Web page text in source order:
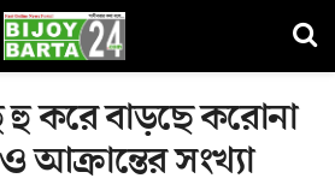
হু করে বাড়ছে করোনা
আক্রান্তের সংখ্যা